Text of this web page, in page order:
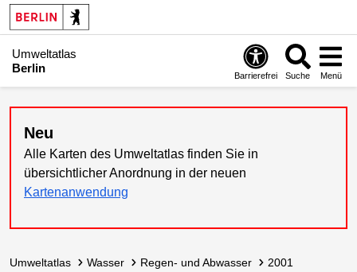
Umweltatlas
Berlin
Barrierefrei Suche Menü
Neu
Alle Karten des Umweltatlas finden Sie in
übersichtlicher Anordnung in der neuen
Kartenanwendung
Umweltatlas Wasser Regen- und Abwasser
2001